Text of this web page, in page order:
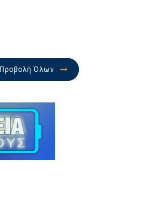
Προβολή Όλων